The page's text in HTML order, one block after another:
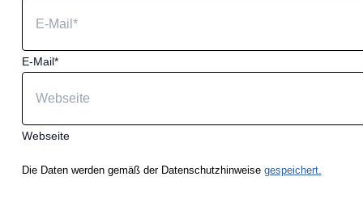
E-Mail*
Webseite
Die Daten werden gemäß der Datenschutzhinweise gespeichert.